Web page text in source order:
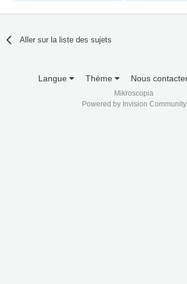
Aller sur la liste des sujets
Langue Thème Nous
Mikroscopia
Powered by Invision Community